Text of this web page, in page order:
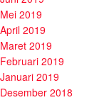
Mei 2019
April 2019
Maret 2019
Februari 2019
Januari 2019
Desember 2018